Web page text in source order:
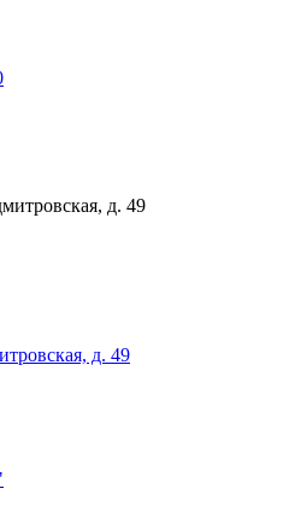
д. 49
д. 49